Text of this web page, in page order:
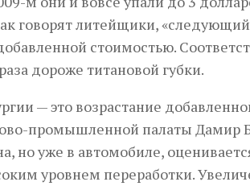
говорят литейщики,
стоимостью.
дороже титановой губки.
— это возрастание
промышленной палаты Дамир
но уже в автомобиле,
уровнем переработки.